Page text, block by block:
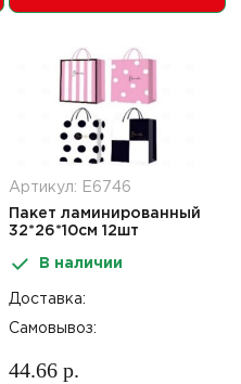
Артикул: Е6746
Пакет ламинированный
32*26*10см 12шт
В наличии
Доставка:
Самовывоз:
44.66 р.